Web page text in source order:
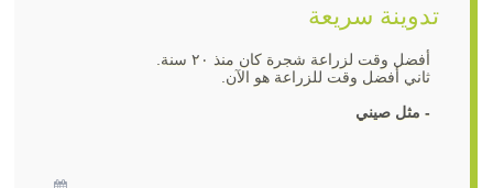
تدوينة سريعة
أفضل وقت لزراعة شجرة كان منذ ٢٠ سنة.
ثاني أفضل وقت للزراعة هو الآن.
- مثل صيني